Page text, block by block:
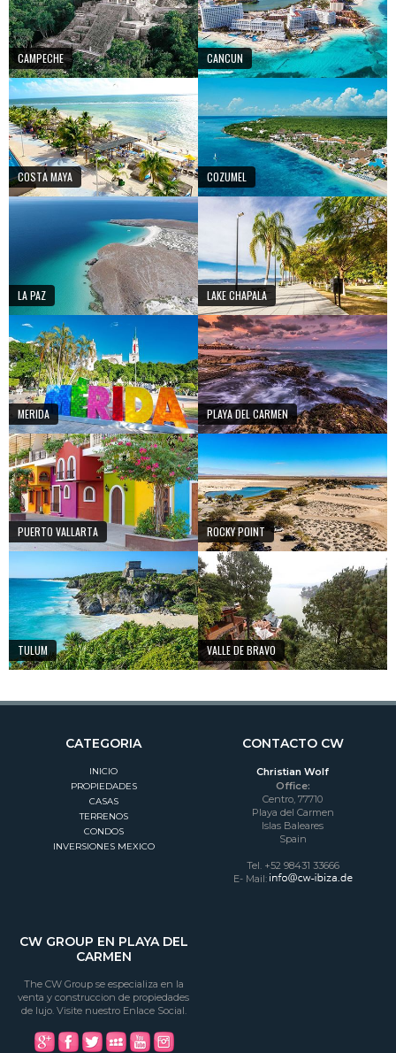
CAMPECHE CANCUN
COSTA MAYA COZUMEL
LA PAZ LAKE CHAPALA
MERIDA PLAYA DEL CARMEN
PUERTO VALLARTA ROCKY POINT
TULUM VALLE DE BRAVO
CATEGORIA
INICIO
PROPIEDADES
CASAS
TERRENOS
CONDOS
INVERSIONES MEXICO
CONTACTO CW
Christian Wolf
Office:
Centro, 77710
Playa del Carmen
Islas Baleares
Spain
Tel. +52 98431 33666
E- Mail:
CW GROUP EN PLAYA DEL
CARMEN
The CW Group se especializa en la
venta y construccion de propiedades
de lujo. Visite nuestro Enlace Social.